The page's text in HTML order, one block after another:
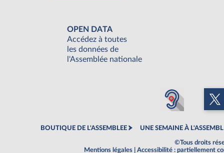
OPEN DATA
Accédez à toutes
les données de
l'Assemblée nationale
BOUTIQUE DE L'ASSEMBLEE UNE SEMAINE À
©Tous droits
Mentions légales
Accessibilité : partiellement